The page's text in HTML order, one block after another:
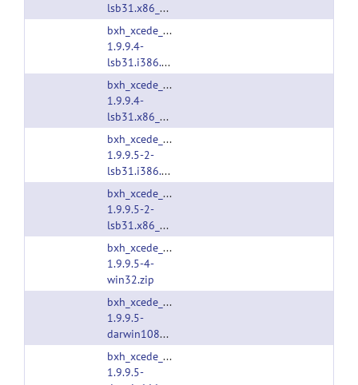
lsb31.x86_64.tgz
bxh_xcede_tools-
1.9.9.4-
lsb31.i386.tgz
bxh_xcede_tools-
1.9.9.4-
lsb31.x86_64.tgz
bxh_xcede_tools-
1.9.9.5-2-
lsb31.i386.tgz
bxh_xcede_tools-
1.9.9.5-2-
lsb31.x86_64.tgz
bxh_xcede_tools-
1.9.9.5-4-
win32.zip
bxh_xcede_tools-
1.9.9.5-
darwin1080.i386.tgz
bxh_xcede_tools-
1.9.9.5-